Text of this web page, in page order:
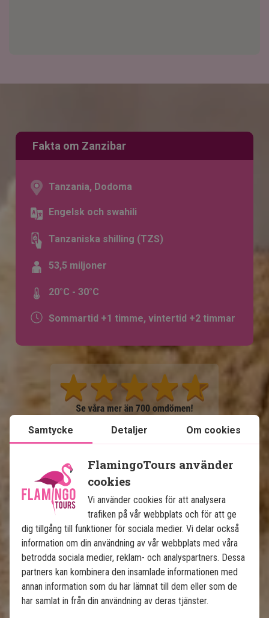
Fakta om Zanzibar
Tanzania, Dodoma
Engelsk och swahili
Tanzaniska shilling (TZS)
53,5 miljoner
20°C - 30°C
Sommartid +1 timme, vintertid +2 timmar
Tanzania
Se karta
Safari Tanzania och Zanzibar
Samtycke Detaljer Om cookies
FlamingoTours använder
cookies
Vi använder cookies för att analysera
trafiken på vår webbplats och för att ge
dig tillgång till funktioner för sociala medier. Vi delar också
information om din användning av vår webbplats med våra
betrodda sociala medier, reklam- och analyspartners. Dessa
partners kan kombinera den insamlade informationen med
annan information som du har lämnat till dem eller som de
har samlat in från din användning av deras tjänster.